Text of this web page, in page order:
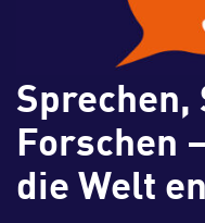
Sprechen,
Forschen
die Welt